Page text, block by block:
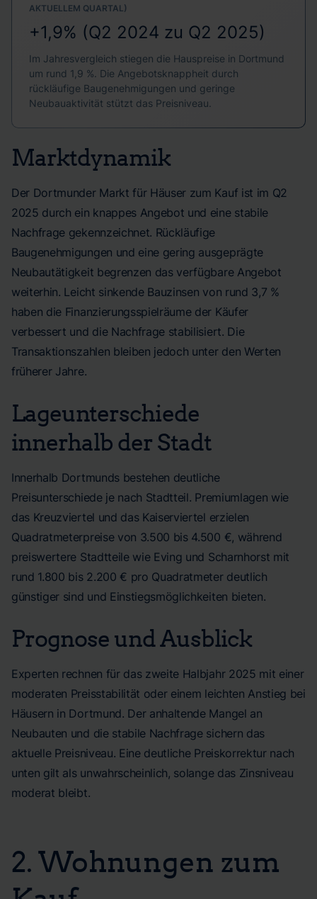
AKTUELLEM QUARTAL)
+1,9% (Q2 2024 zu Q2 2025)
Im Jahresvergleich stiegen die Hauspreise in Dortmund
um rund 1,9 %. Die Angebotsknappheit durch
rückläufige Baugenehmigungen und geringe
Neubauaktivität stützt das Preisniveau.
Marktdynamik
Der Dortmunder Markt für Häuser zum Kauf ist im Q2
2025 durch ein knappes Angebot und eine stabile
Nachfrage gekennzeichnet. Rückläufige
Baugenehmigungen und eine gering ausgeprägte
Neubautätigkeit begrenzen das verfügbare Angebot
weiterhin. Leicht sinkende Bauzinsen von rund 3,7 %
haben die Finanzierungsspielräume der Käufer
verbessert und die Nachfrage stabilisiert. Die
Transaktionszahlen bleiben jedoch unter den Werten
früherer Jahre.
Lageunterschiede
innerhalb der Stadt
Innerhalb Dortmunds bestehen deutliche
Preisunterschiede je nach Stadtteil. Premiumlagen wie
das Kreuzviertel und das Kaiserviertel erzielen
Quadratmeterpreise von 3.500 bis 4.500 €, während
preiswertere Stadtteile wie Eving und Scharnhorst mit
rund 1.800 bis 2.200 € pro Quadratmeter deutlich
günstiger sind und Einstiegsmöglichkeiten bieten.
Prognose und Ausblick
Experten rechnen für das zweite Halbjahr 2025 mit einer
moderaten Preisstabilität oder einem leichten Anstieg bei
Häusern in Dortmund. Der anhaltende Mangel an
Neubauten und die stabile Nachfrage sichern das
aktuelle Preisniveau. Eine deutliche Preiskorrektur nach
unten gilt als unwahrscheinlich, solange das Zinsniveau
moderat bleibt.
2. Wohnungen zum